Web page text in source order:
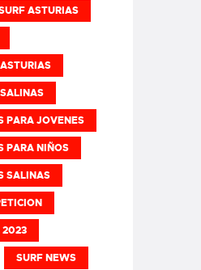
ASTURIAS
PARA JOVENES
PARA NIÑOS
SALINAS
2023
SURF NEWS